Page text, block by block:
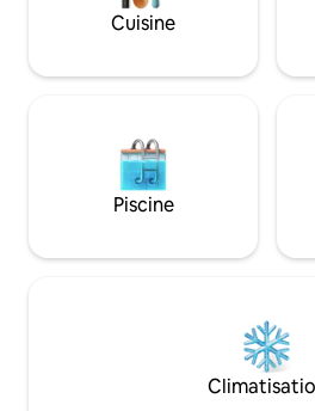
ci-dessous)*Cuisine
Piscine